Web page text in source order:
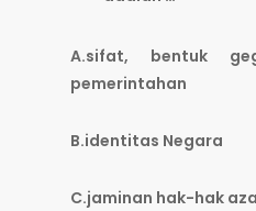
A.sifat, bentuk
pemerintahan
B.identitas Negara
C.jaminan hak-hak